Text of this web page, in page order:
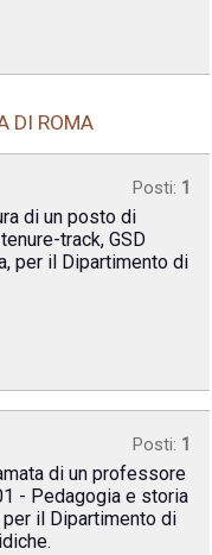
DI ROMA
Posti: 1
di un posto di
track, GSD
per il Dipartimento di
Posti: 1
di un professore
- Pedagogia e storia
il Dipartimento di